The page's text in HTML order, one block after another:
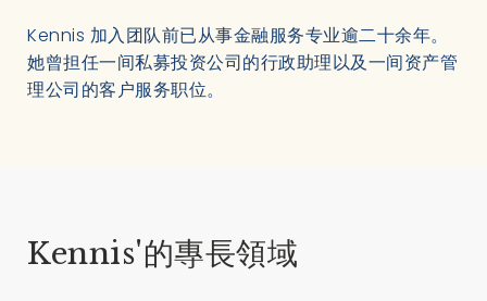
Kennis 加入团队前已从事金融服务专业逾二十余年。
她曾担任一间私募投资公司的行政助理以及一间资产管
理公司的客户服务职位。
Kennis'的專長領域